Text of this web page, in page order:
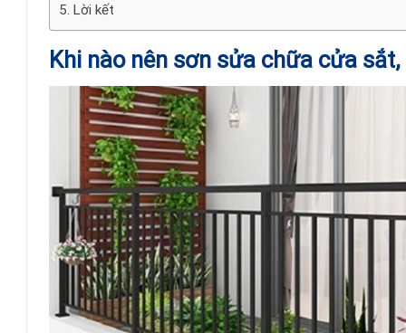
Lời kết
Khi nào nên sơn sửa chữa cửa sắt,